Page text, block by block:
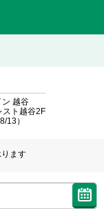
越谷
スト越谷2F
13）
ます